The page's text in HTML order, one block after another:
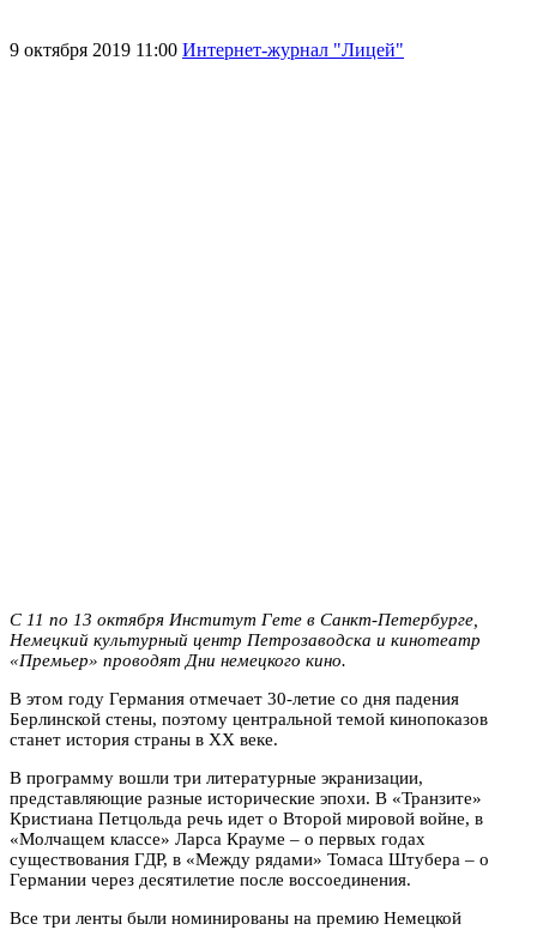
9 октября 2019 11:00 Интернет-журнал "Лицей"
С 11 по 13 октября Институт Гете в Санкт-Петербурге,
Немецкий культурный центр Петрозаводска и кинотеатр
«Премьер» проводят Дни немецкого кино.
В этом году Германия отмечает 30-летие со дня падения
Берлинской стены, поэтому центральной темой кинопоказов
станет история страны в XX веке.
В программу вошли три литературные экранизации,
представляющие разные исторические эпохи. В «Транзите»
Кристиана Петцольда речь идет о Второй мировой войне, в
«Молчащем классе» Ларса Крауме – о первых годах
существования ГДР, в «Между рядами» Томаса Штубера – о
Германии через десятилетие после воссоединения.
Все три ленты были номинированы на премию Немецкой